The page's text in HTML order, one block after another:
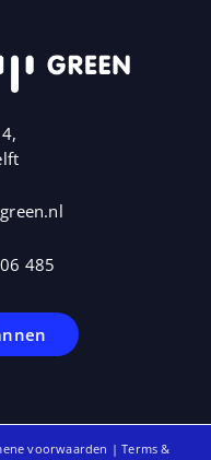
485
voorwaarden |Terms &